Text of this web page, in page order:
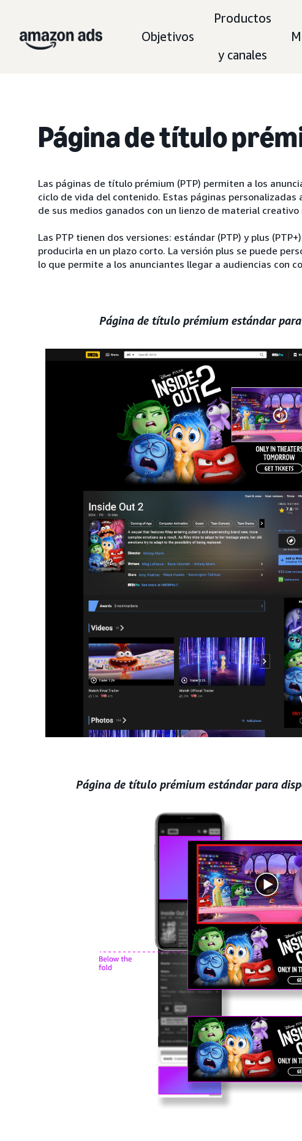
Objetivos
Productos
y canales
Página de título
Las páginas de título prémium (PTP) permiten a los
ciclo de vida del contenido. Estas páginas
de sus medios ganados con un lienzo de material
Las PTP tienen dos versiones: estándar (PTP) y plus
producirla en un plazo corto. La versión plus se puede
lo que permite a los anunciantes llegar a audiencias con
Página de título prémium estándar
Página de título prémium estándar para